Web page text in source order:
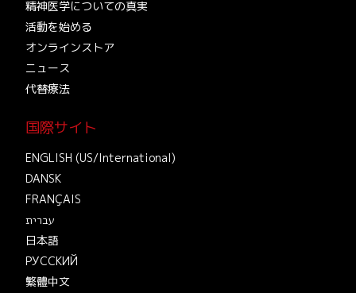
精神医学についての真実
活動を始める
オンラインストア
ニュース
代替療法
国際サイト
ENGLISH (US/International)
DANSK
FRANÇAIS
עברית
日本語
РУССКИЙ
繁體中文